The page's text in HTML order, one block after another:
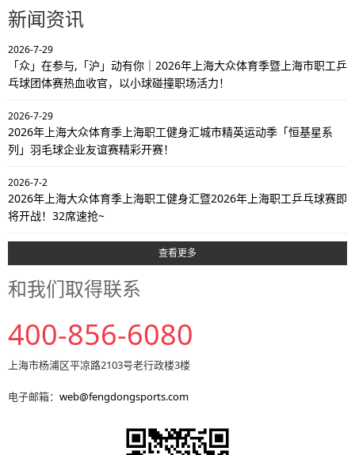
新闻资讯
2026-7-29
「众」在参与,「沪」动有你｜2026年上海大众体育季暨上海市职工乒
乓球团体赛热血收官，以小球碰撞职场活力！
2026-7-29
2026年上海大众体育季上海职工健身汇城市精英运动季「恒基星系
列」羽毛球企业友谊赛精彩开赛！
2026-7-2
2026年上海大众体育季上海职工健身汇暨2026年上海职工乒乓球赛即
将开战！32席速抢~
查看更多
和我们取得联系
400-856-6080
上海市杨浦区平凉路2103号老行政楼3楼
电子邮箱： web@fengdongsports.com